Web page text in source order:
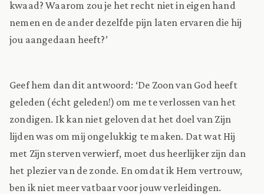
kwaad? Waarom zou je het recht niet in eigen hand
nemen en de ander dezelfde pijn laten ervaren die hij
jou aangedaan heeft?’
Geef hem dan dit antwoord: ‘De Zoon van God heeft
geleden (écht geleden!) om me te verlossen van het
zondigen. Ik kan niet geloven dat het doel van Zijn
lijden was om mij ongelukkig te maken. Dat wat Hij
met Zijn sterven verwierf, moet dus heerlijker zijn dan
het plezier van de zonde. En omdat ik Hem vertrouw,
ben ik niet meer vatbaar voor jouw verleidingen.